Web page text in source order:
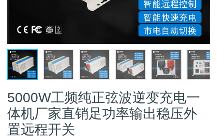
5000W工频纯正弦波逆变充电一
体机厂家直销足功率输出稳压外
置远程开关